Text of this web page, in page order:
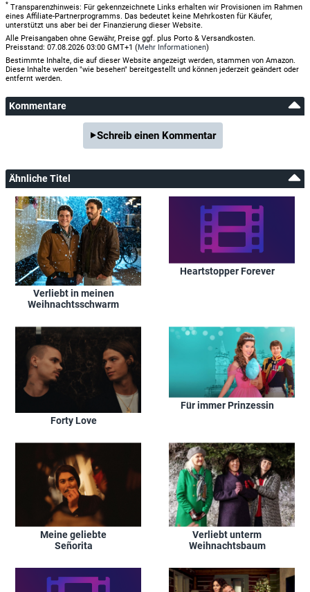
* Transparenzhinweis: Für gekennzeichnete Links erhalten wir Provisionen im Rahmen
eines Affiliate-Partnerprogramms. Das bedeutet keine Mehrkosten für Käufer,
unterstützt uns aber bei der Finanzierung dieser Website.
Alle Preisangaben ohne Gewähr, Preise ggf. plus Porto & Versandkosten.
Preisstand: 07.08.2026 03:00 GMT+1 (Mehr Informationen)
Bestimmte Inhalte, die auf dieser Website angezeigt werden, stammen von Amazon.
Diese Inhalte werden "wie besehen" bereitgestellt und können jederzeit geändert oder
entfernt werden.
Kommentare
Schreib einen Kommentar
Ähnliche Titel
Verliebt in meinen
Weihnachtsschwarm
Heartstopper Forever
Forty Love
Für immer Prinzessin
Meine geliebte
Señorita
Verliebt unterm
Weihnachtsbaum